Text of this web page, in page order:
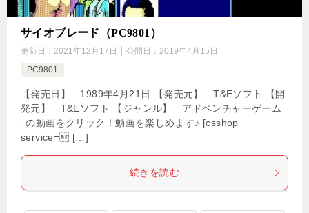
サイオブレード（PC9801）
更新日： 2021年12月17日 公開日： 2019年4月15日
PC9801
【発売日】 1989年4月21日 【発売元】 T&Eソフト 【開
発元】 T&Eソフト 【ジャンル】 アドベンチャーゲーム
↓の動画をクリック！動画を楽しめます♪ [csshop
service= […]
続きを読む